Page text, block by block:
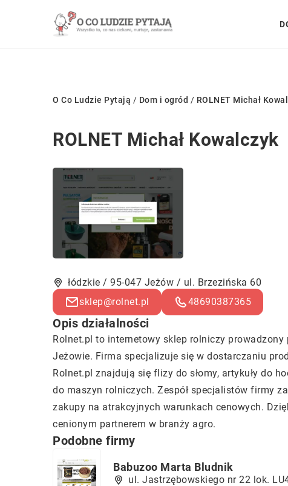
O Co Ludzie Pytają / Dom i ogród / ROLNET Michał
ROLNET Michał Kowalczyk
łódzkie / 95-047 Jeżów / ul. Brzezińska 60
sklep@rolnet.pl
48690387365
Opis działalności
Rolnet.pl to internetowy sklep rolniczy prowadzony
Jeżowie. Firma specjalizuje się w dostarczaniu
Rolnet.pl znajdują się flizy do słomy, artykuły do
do maszyn rolniczych. Zespół specjalistów firmy
zakupy na atrakcyjnych warunkach cenowych.
cenionym partnerem w branży agro.
Podobne firmy
Babuzoo Marta Bludnik
ul. Jastrzębowskiego nr 22 lok.